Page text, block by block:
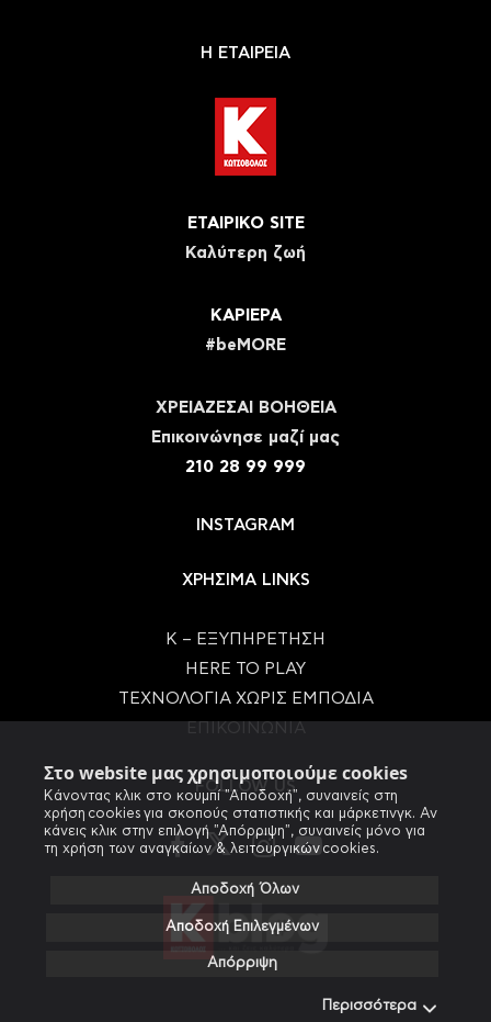
Στο website μας χρησιμοποιούμε cookies
Κάνοντας κλικ στο κουμπί "Αποδοχή", συναινείς στη
χρήση cookies για σκοπούς στατιστικής και μάρκετινγκ. Αν
κάνεις κλικ στην επιλογή "Απόρριψη", συναινείς μόνο για
τη χρήση των αναγκαίων & λειτουργικών cookies.
Αποδοχή Όλων
Αποδοχή Επιλεγμένων
Απόρριψη
Περισσότερα
Η ΕΤΑΙΡΕΙΑ
ΕΤΑΙΡΙΚΟ SITE
Καλύτερη ζωή
ΚΑΡΙΕΡΑ
#beMORE
ΧΡΕΙΑΖΕΣΑΙ ΒΟΗΘΕΙΑ
Eπικοινώνησε μαζί μας
210 28 99 999
INSTAGRAM
ΧΡΗΣΙΜΑ LINKS
Κ – ΕΞΥΠΗΡΕΤΗΣΗ
HERE TO PLAY
ΤΕΧΝΟΛΟΓΙΑ ΧΩΡΙΣ ΕΜΠΟΔΙΑ
FOLLOW US